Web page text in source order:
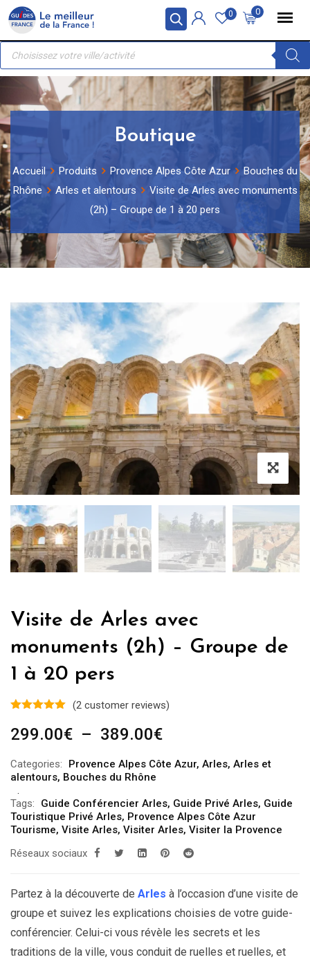
Panneau de gestion des cookies
Skip
content
0
0
Recherche
produits
Boutique
Accueil Produits Provence Alpes Côte Azur
Bouches du
Rhône
Arles et alentours
Visite de Arles avec monuments
(2h) – Groupe de 1 à 20 pers
Visite de Arles avec
monuments (2h) – Groupe de
1 à 20 pers
(2 customer reviews)
299.00€ – 389.00€Plage
prix :
à
389.00€
Categories: Provence Alpes Côte Azur, Arles, Arles et
alentours, Bouches du Rhône
Tags: Guide Conférencier Arles, Guide Privé Arles, Guide
Touristique Privé Arles, Provence Alpes Côte Azur
Tourisme, Visite Arles, Visiter Arles, Visiter la Provence
Réseaux sociaux
Partez à la découverte de Arles à l’occasion d’une visite de
groupe et suivez les explications choisies de votre guide-
conférencier. Celui-ci vous révèle les secrets et les
traditions de la ville, vous conduit de ruelles et ruelles, et